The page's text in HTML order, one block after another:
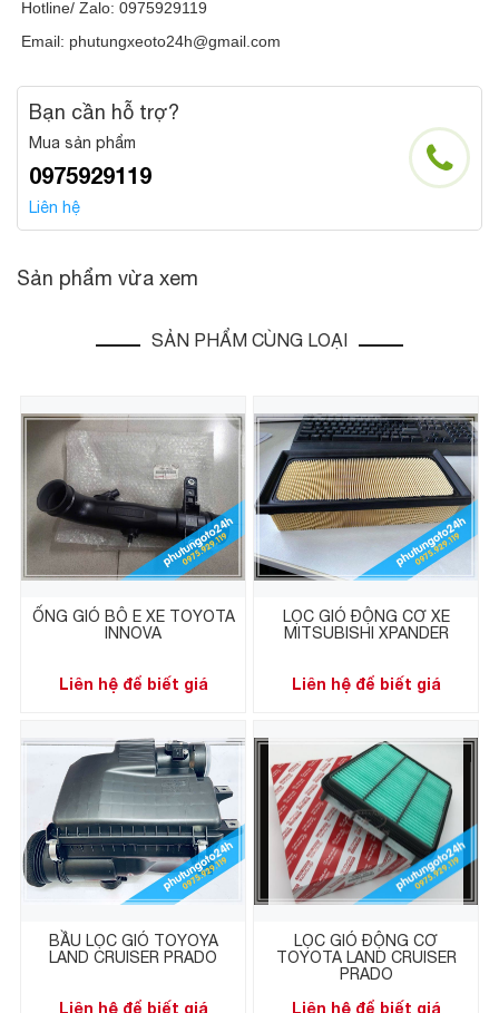
Hotline/ Zalo: 0975929119
Email: phutungxeoto24h@gmail.com
Bạn cần hỗ trợ?
Mua sản phẩm
0975929119
Liên hệ
Sản phẩm vừa xem
SẢN PHẨM CÙNG LOẠI
ỐNG GIÓ BÔ E XE TOYOTA
INNOVA
Liên hệ để biết giá
LỌC GIÓ ĐỘNG CƠ XE
MITSUBISHI XPANDER
Liên hệ để biết giá
BẦU LỌC GIÓ TOYOYA
LAND CRUISER PRADO
Liên hệ để biết giá
LỌC GIÓ ĐỘNG CƠ
TOYOTA LAND CRUISER
PRADO
Liên hệ để biết giá